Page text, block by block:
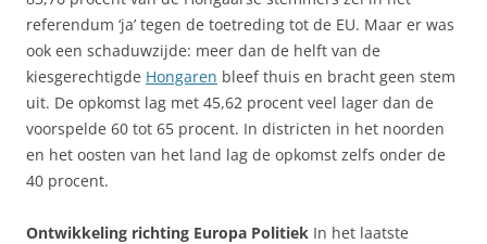
referendum ‘ja’ tegen de toetreding tot de EU. Maar er was
ook een schaduwzijde: meer dan de helft van de
kiesgerechtigde Hongaren bleef thuis en bracht geen stem
uit. De opkomst lag met 45,62 procent veel lager dan de
voorspelde 60 tot 65 procent. In districten in het noorden
en het oosten van het land lag de opkomst zelfs onder de
40 procent.
Ontwikkeling richting Europa Politiek In het laatste